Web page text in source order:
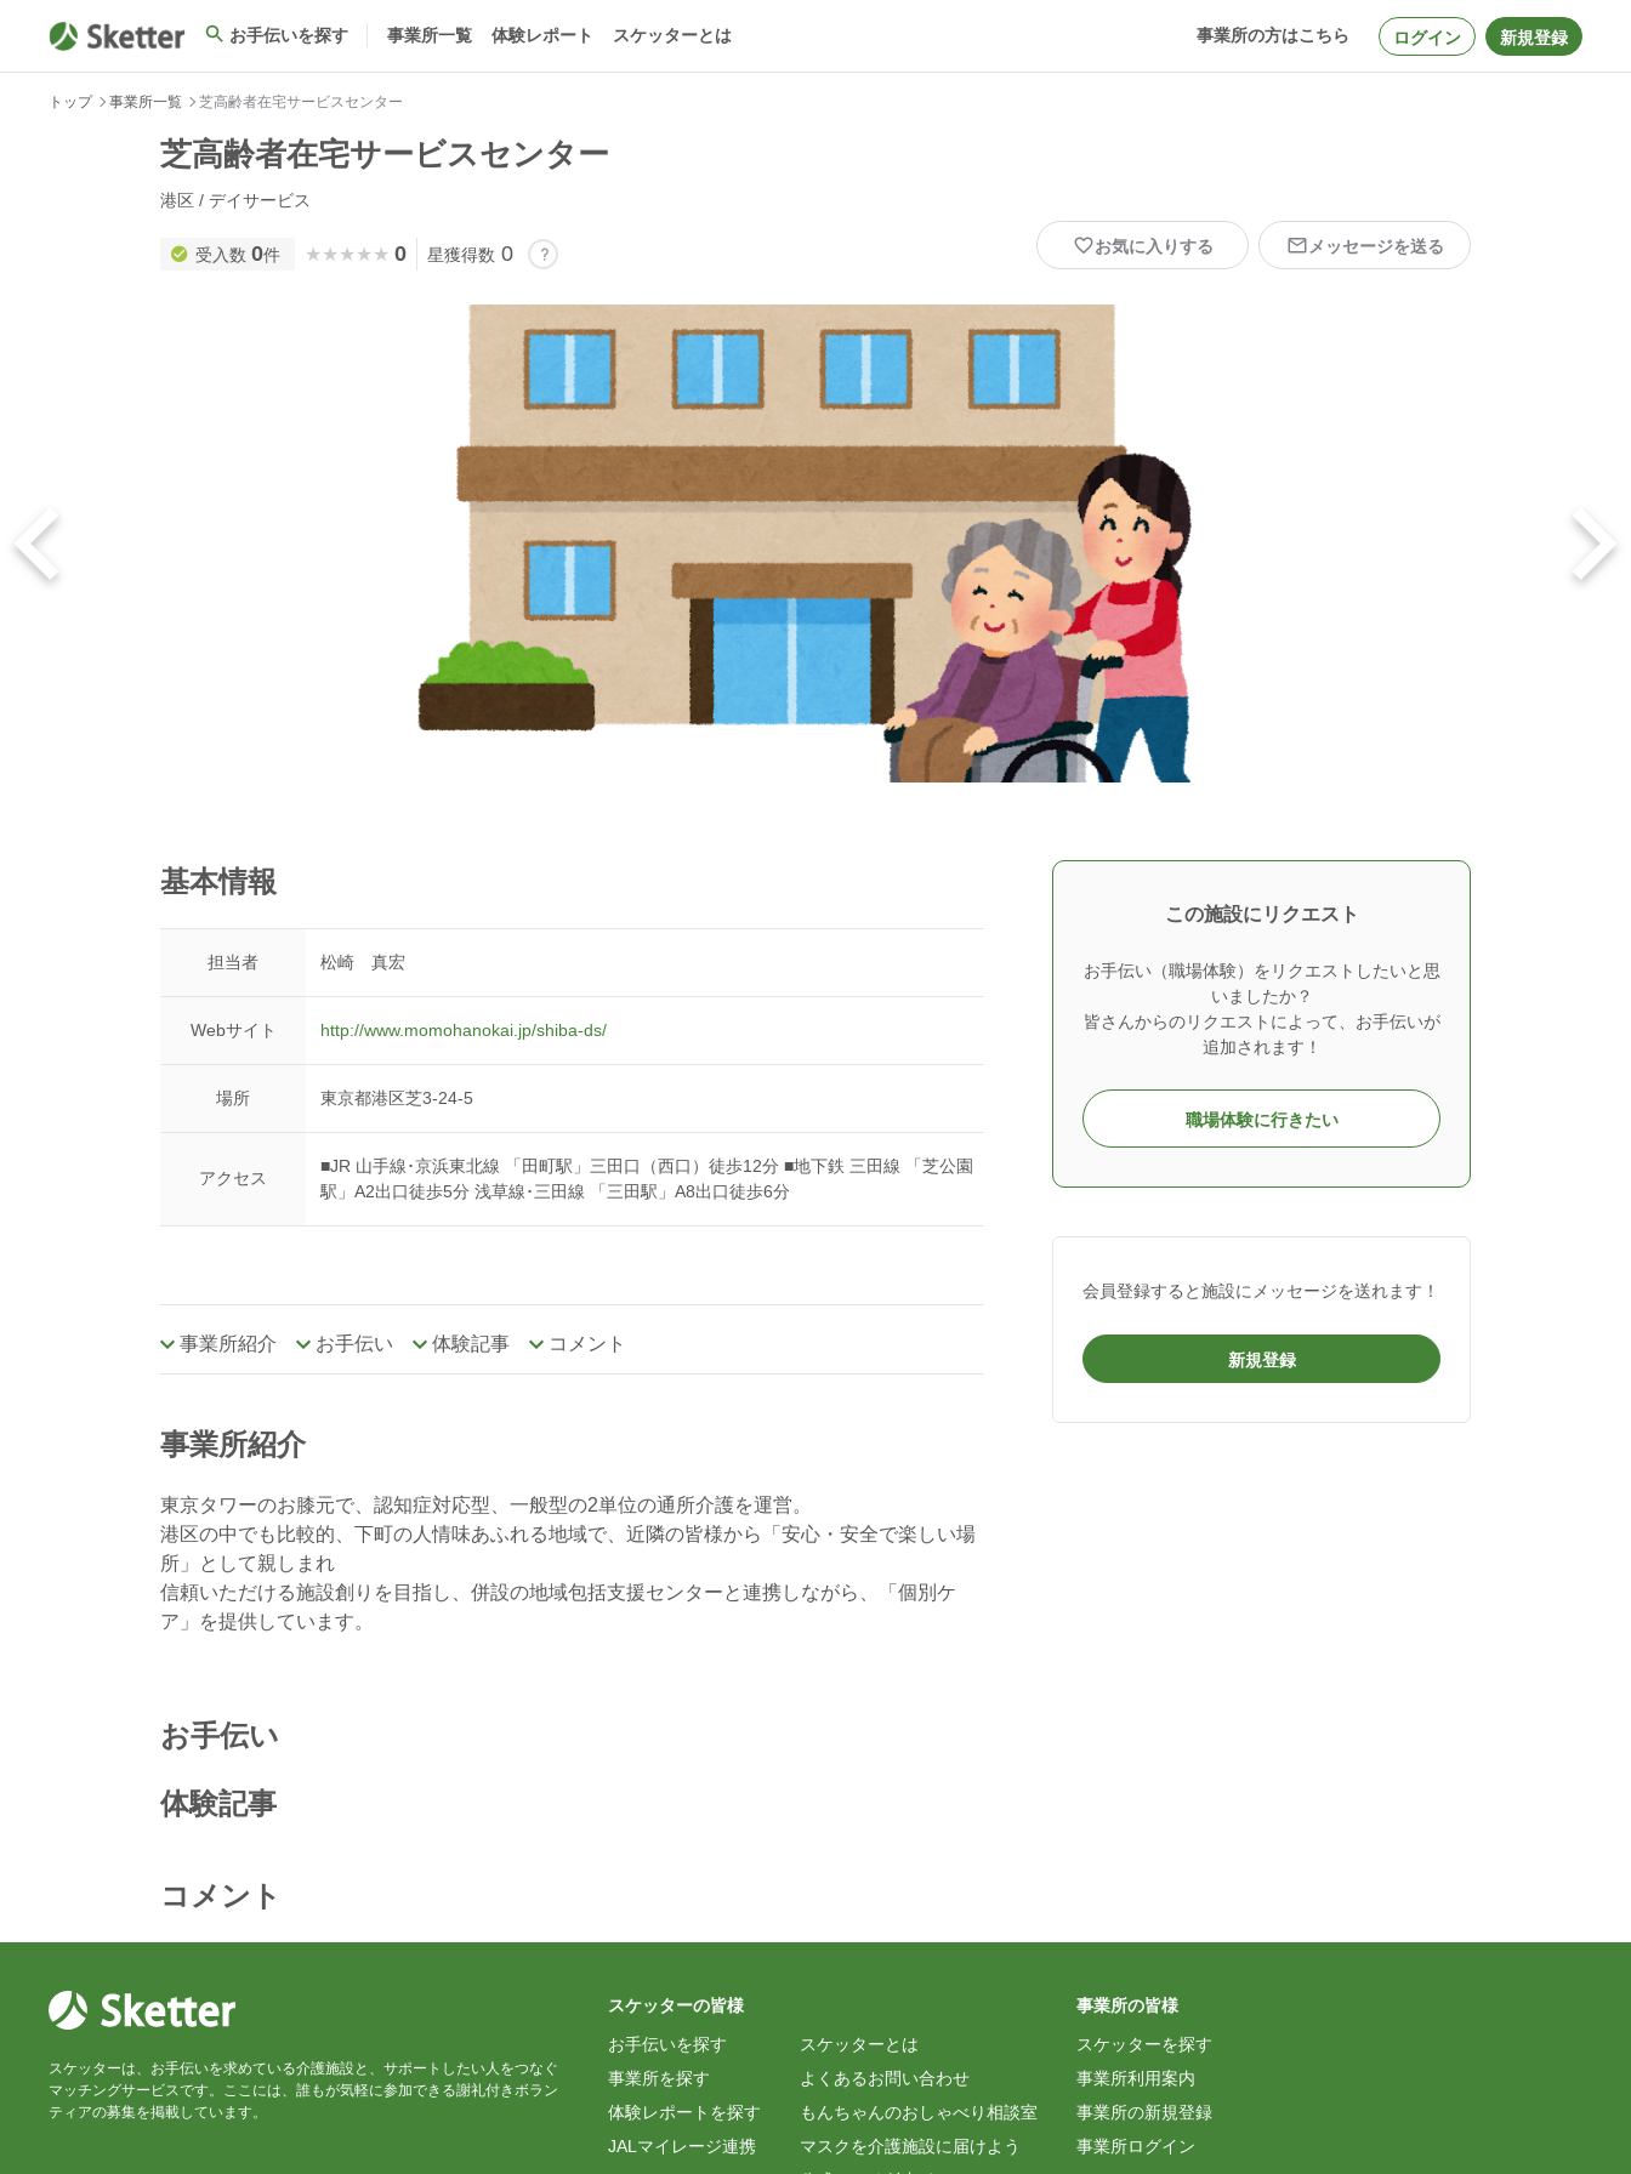
お手伝いを探す 事業所一覧 体験レポート スケッターとは 事業所の方はこちら ログイン 新規登録
トップ 事業所一覧 芝高齢者在宅サービスセンター
芝高齢者在宅サービスセンター
港区 / デイサービス
受入数 0件 ★★★★★
★★★★★ 0 星獲得数 0 お気に入りする メッセージを送る
基本情報
担当者 松崎 真宏
Webサイト http://www.momohanokai.jp/shiba-ds/
場所 東京都港区芝3-24-5
アクセス
■JR 山手線･京浜東北線 「田町駅」三田口（西口）徒歩12分 ■地下鉄 三田線 「芝公園
駅」A2出口徒歩5分 浅草線･三田線 「三田駅」A8出口徒歩6分
事業所紹介 お手伝い 体験記事 コメント
事業所紹介
東京タワーのお膝元で、認知症対応型、一般型の2単位の通所介護を運営。
港区の中でも比較的、下町の人情味あふれる地域で、近隣の皆様から「安心・安全で楽しい場
所」として親しまれ
信頼いただける施設創りを目指し、併設の地域包括支援センターと連携しながら、「個別ケ
ア」を提供しています。
お手伝い
体験記事
コメント
この施設にリクエスト
お手伝い（職場体験）をリクエストしたいと思
いましたか？
皆さんからのリクエストによって、お手伝いが
追加されます！
職場体験に行きたい
会員登録すると施設にメッセージを送れます！
新規登録
スケッターは、お手伝いを求めている介護施設と、サポートしたい人をつなぐ
マッチングサービスです。ここには、誰もが気軽に参加できる謝礼付きボラン
ティアの募集を掲載しています。
スケッターの皆様
お手伝いを探す
事業所を探す
体験レポートを探す
JALマイレージ連携
スケッターとは
よくあるお問い合わせ
もんちゃんのおしゃべり相談室
マスクを介護施設に届けよう
事業所の皆様
スケッターを探す
事業所利用案内
事業所の新規登録
事業所ログイン